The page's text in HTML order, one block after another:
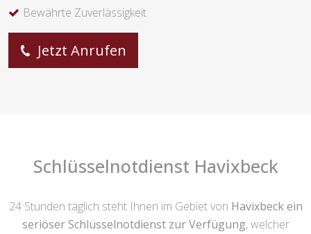
Bewährte Zuverlässigkeit
Jetzt Anrufen
Schlüsselnotdienst Havixbeck
24 Stunden täglich steht Ihnen im Gebiet von Havixbeck ein
seriöser Schlüsselnotdienst zur Verfügung, welcher